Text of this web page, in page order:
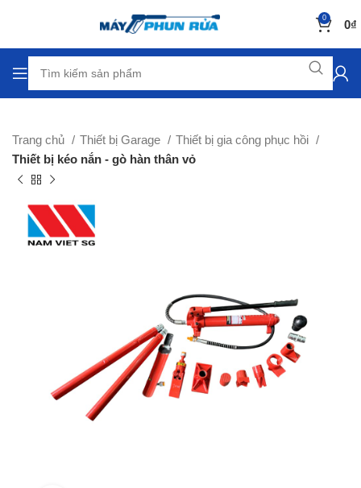
0 0₫
Trang chủ Thiết bị Garage
Thiết bị gia công phục hồi
Thiết bị kéo nắn - gò hàn thân vỏ